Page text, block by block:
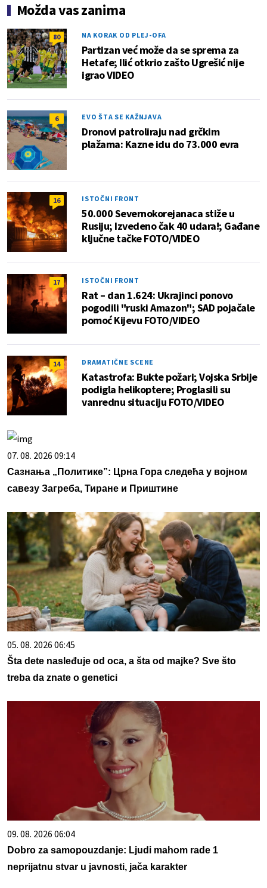
Možda vas zanima
80 NA KORAK OD PLEJ-OFA
Partizan već može da se sprema za
Hetafe; Ilić otkrio zašto Ugrešić nije
igrao VIDEO
6 EVO ŠTA SE KAŽNJAVA
Dronovi patroliraju nad grčkim
plažama: Kazne idu do 73.000 evra
16 ISTOČNI FRONT
50.000 Severnokorejanaca stiže u
Rusiju; Izvedeno čak 40 udara!; Gađane
ključne tačke FOTO/VIDEO
17 ISTOČNI FRONT
Rat – dan 1.624: Ukrajinci ponovo
pogodili "ruski Amazon"; SAD pojačale
pomoć Kijevu FOTO/VIDEO
14 DRAMATIČNE SCENE
Katastrofa: Bukte požari; Vojska Srbije
podigla helikoptere; Proglasili su
vanrednu situaciju FOTO/VIDEO
07. 08. 2026 09:14
Сазнања „Политике”: Црна Гора следећа у војном
савезу Загреба, Тиране и Приштине
05. 08. 2026 06:45
Šta dete nasleđuje od oca, a šta od majke? Sve što
treba da znate o genetici
09. 08. 2026 06:04
Dobro za samopouzdanje: Ljudi mahom rade 1
neprijatnu stvar u javnosti, jača karakter